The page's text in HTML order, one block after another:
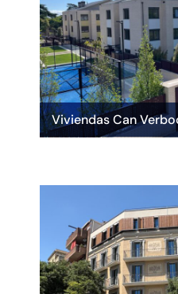
Viviendas Can